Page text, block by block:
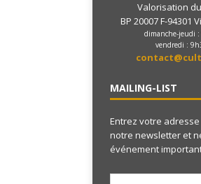
Valorisation
BP 20007 F-94301
dimanche-jeudi
vendredi :
MAILING-LIST
Entrez votre
notre newsletter et
événement